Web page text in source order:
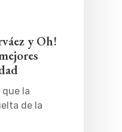
y Oh!
que la
de la